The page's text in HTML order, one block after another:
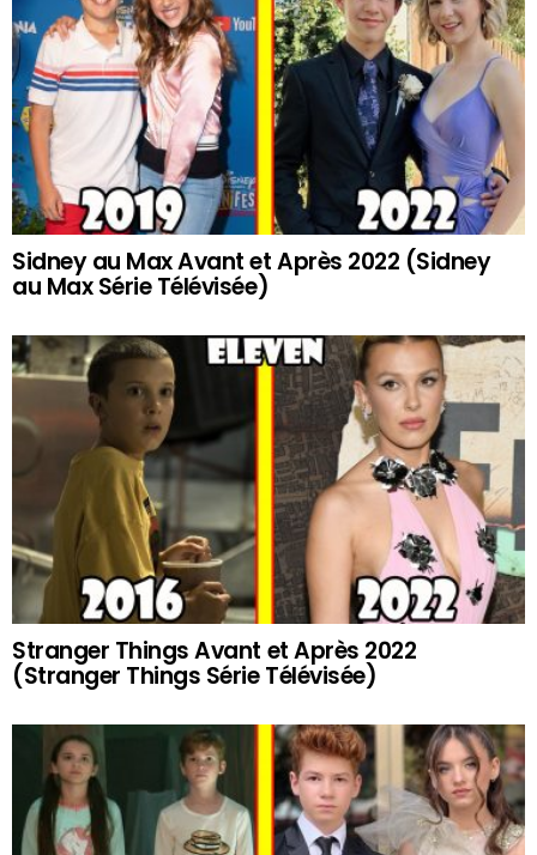
Sidney au Max Avant et Après 2022 (Sidney
au Max Série Télévisée)
Stranger Things Avant et Après 2022
(Stranger Things Série Télévisée)